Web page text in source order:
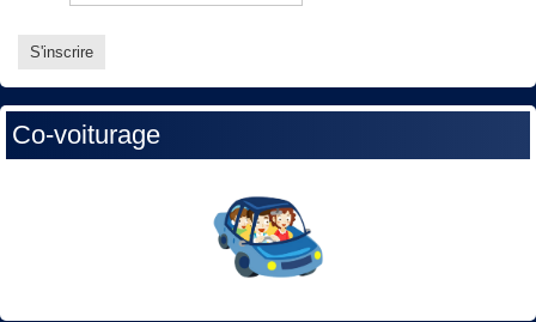
Co-voiturage